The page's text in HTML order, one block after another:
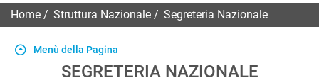
Home Struttura Nazionale Segreteria Nazionale
Menù della Pagina
SEGRETERIA NAZIONALE